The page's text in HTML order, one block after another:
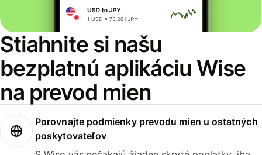
Stiahnite si našu
bezplatnú aplikáciu Wise
na prevod mien
Porovnajte podmienky prevodu mien u ostatných
poskytovateľov